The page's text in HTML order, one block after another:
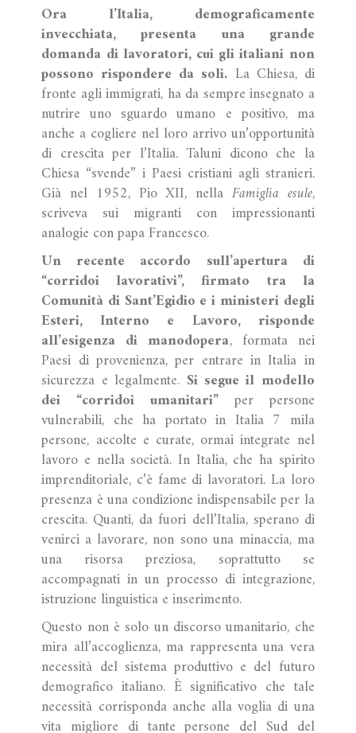
Ora l’Italia, demograficamente
invecchiata, presenta una grande
domanda di lavoratori, cui gli italiani non
possono rispondere da soli. La Chiesa, di
fronte agli immigrati, ha da sempre insegnato a
nutrire uno sguardo umano e positivo, ma
anche a cogliere nel loro arrivo un’opportunità
di crescita per l’Italia. Taluni dicono che la
Chiesa “svende” i Paesi cristiani agli stranieri.
Già nel 1952, Pio XII, nella Famiglia esule,
scriveva sui migranti con impressionanti
analogie con papa Francesco.
Un recente accordo sull’apertura di
“corridoi lavorativi”, firmato tra la
Comunità di Sant’Egidio e i ministeri degli
Esteri, Interno e Lavoro, risponde
all’esigenza di manodopera, formata nei
Paesi di provenienza, per entrare in Italia in
sicurezza e legalmente. Si segue il modello
dei “corridoi umanitari” per persone
vulnerabili, che ha portato in Italia 7 mila
persone, accolte e curate, ormai integrate nel
lavoro e nella società. In Italia, che ha spirito
imprenditoriale, c’è fame di lavoratori. La loro
presenza è una condizione indispensabile per la
crescita. Quanti, da fuori dell’Italia, sperano di
venirci a lavorare, non sono una minaccia, ma
una risorsa preziosa, soprattutto se
accompagnati in un processo di integrazione,
istruzione linguistica e inserimento.
Questo non è solo un discorso umanitario, che
mira all’accoglienza, ma rappresenta una vera
necessità del sistema produttivo e del futuro
demografico italiano. È significativo che tale
necessità corrisponda anche alla voglia di una
vita migliore di tante persone del Sud del